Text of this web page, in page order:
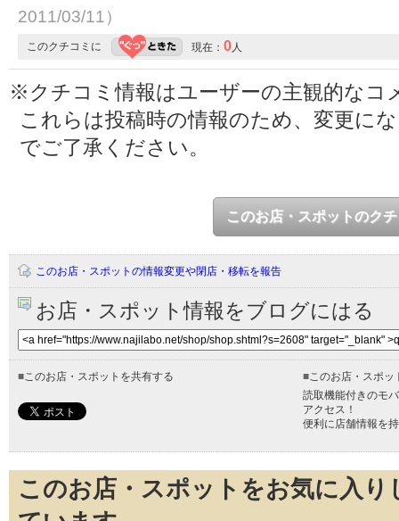
2011/03/11）
このクチコミに 現在： 0人
※クチコミ情報はユーザーの主観的なコ
これらは投稿時の情報のため、変更に
でご了承ください。
このお店・スポットのク
このお店・スポットの情報変更や閉店・移転を報告
お店・スポット情報をブログにはる
■このお店・スポットを共有する ■このお店・スポッ
読取機能付きのモ
アクセス！
便利に店舗情報を
このお店・スポットをお気に入